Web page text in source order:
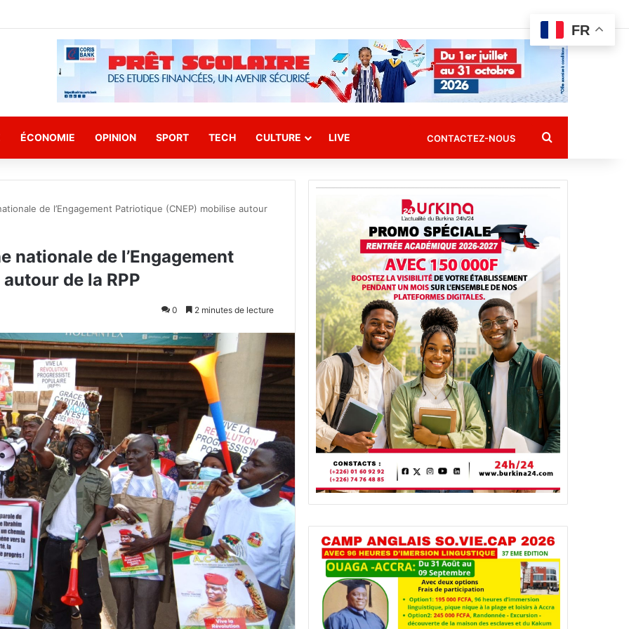
ÉCONOMIE OPINION SPORT TECH CULTURE LIVE CONTACTEZ-NOUS Rechercher
de l’Engagement Patriotique (CNEP) mobilise autour
nationale de l’Engagement
de la RPP
0 2 minutes de lecture
FR